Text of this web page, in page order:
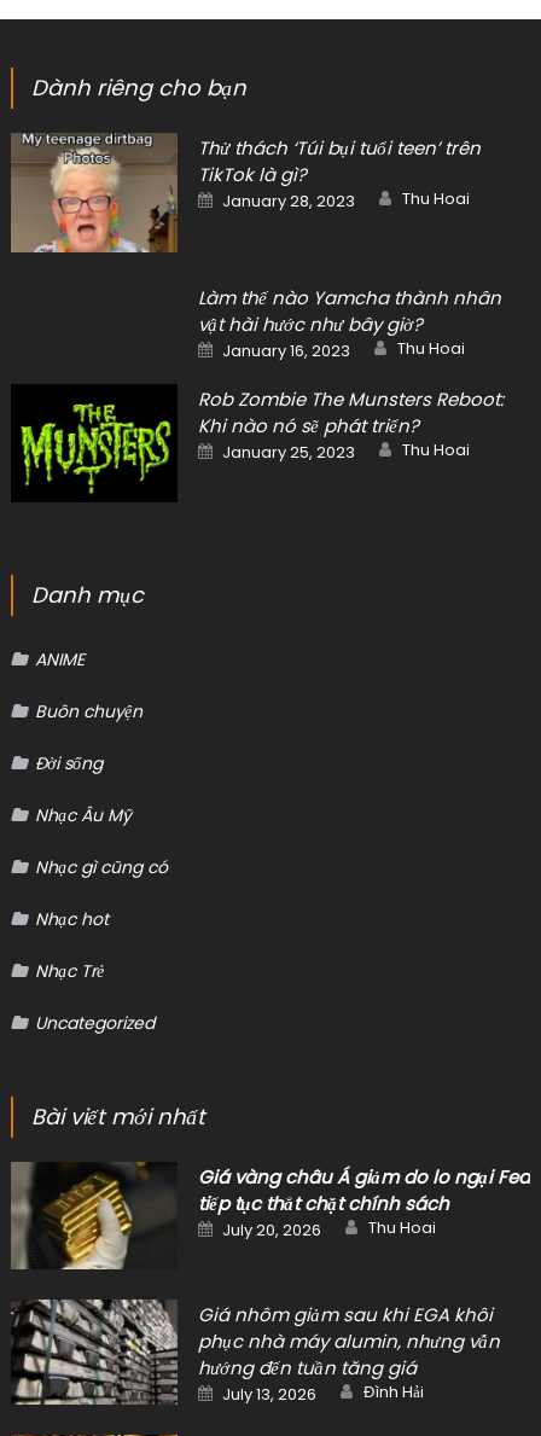
Dành riêng cho bạn
Thử thách ‘Túi bụi tuổi teen’ trên
TikTok là gì?
Posted
on
January 28, 2023 Author
Thu Hoai
Làm thế nào Yamcha thành nhân
vật hài hước như bây giờ?
Posted
on
January 16, 2023 Author
Thu Hoai
Rob Zombie The Munsters Reboot:
Khi nào nó sẽ phát triển?
Posted
on
January 25, 2023 Author
Thu Hoai
Danh mục
ANIME
Buôn chuyện
Đời sống
Nhạc Âu Mỹ
Nhạc gì cũng có
Nhạc hot
Nhạc Trẻ
Uncategorized
Bài viết mới nhất
Giá vàng châu Á giảm do lo ngại Fed
tiếp tục thắt chặt chính sách
Posted
on
July 20, 2026 Author
Thu Hoai
Giá nhôm giảm sau khi EGA khôi
phục nhà máy alumin, nhưng vẫn
hướng đến tuần tăng giá
Posted
on
July 13, 2026 Author
Đình Hải